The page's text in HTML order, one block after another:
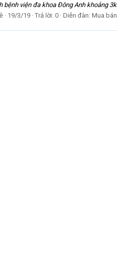
bệnh viện đa khoa Đông Anh khoảng
19/3/19 Trả lời: 0 Diễn đàn: Mua